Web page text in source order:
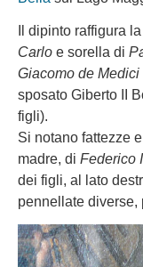
Il dipinto raffigura
Carlo e sorella di
Giacomo de Medici
sposato Giberto II
figli).
Si notano fattezze
madre, di Federico
dei figli, al lato
pennellate diverse,